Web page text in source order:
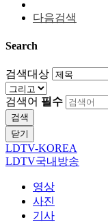
다음검색
Search
검색대상
검색어 필수
검색
닫기
LDTV-KOREA
LDTV국내방송
영상
사진
기사